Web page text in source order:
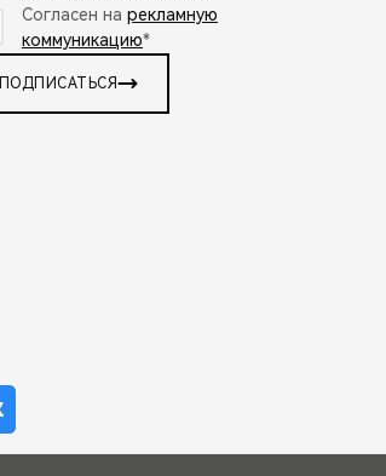
Согласен на рекламную
коммуникацию*
ПОДПИСАТЬСЯ